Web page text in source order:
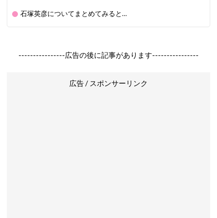
石塚英彦についてまとめてみると…
----------------広告の後に記事があります----------------
広告 / スポンサーリンク